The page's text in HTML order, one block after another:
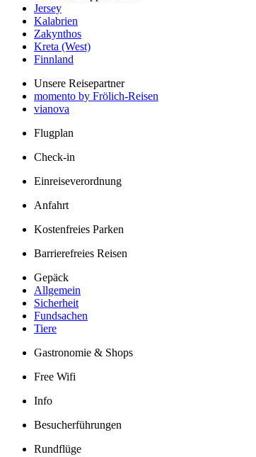
Jersey
Kalabrien
Zakynthos
Kreta (West)
Finnland
Unsere Reisepartner
momento by Frölich-Reisen
vianova
Flugplan
Check-in
Einreiseverordnung
Anfahrt
Kostenfreies Parken
Barrierefreies Reisen
Gepäck
Allgemein
Sicherheit
Fundsachen
Tiere
Gastronomie & Shops
Free Wifi
Info
Besucherführungen
Rundflüge